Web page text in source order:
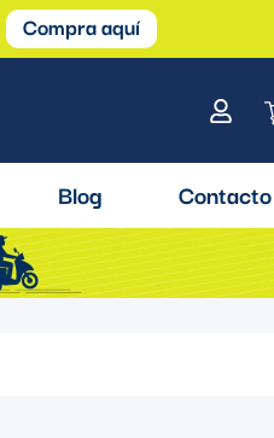
Compra aquí
Blog Contacto